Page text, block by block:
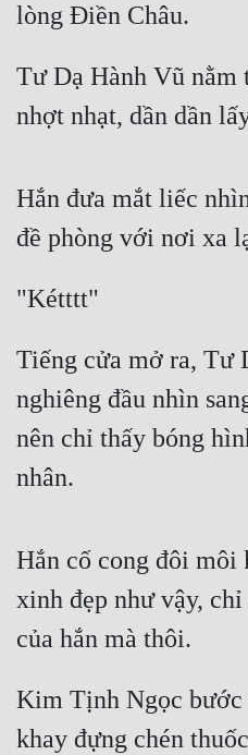
Cung Đấu
Cạnh Kỹ
Cổ Tiên Hiệp
Du Hí
Dã Sử
Dị Giới
Góc Nhìn Nữ
Huyền Nghi
Huyền Ảo
Hài Hước
Học Đường
lòng Điền Châu.
Tư Dạ Hành Vũ nằm
nhợt nhạt, dần dần
Hắn đưa mắt liếc
đề phòng với nơi xa
"Kétttt"
Tiếng cửa mở ra, Tư
nghiêng đầu nhìn
nên chỉ thấy bóng
nhân.
Hắn cố cong đôi môi
xinh đẹp như vậy,
của hắn mà thôi.
Kim Tịnh Ngọc bước
khay đựng chén